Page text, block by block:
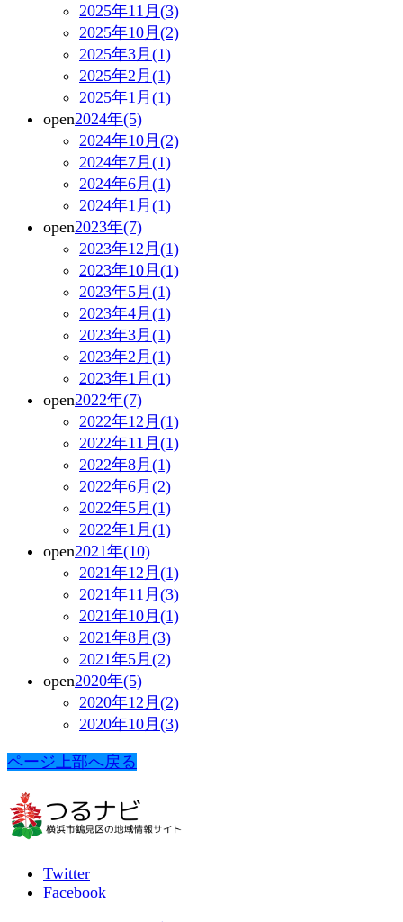
2025年11月(3)
2025年10月(2)
2025年3月(1)
2025年2月(1)
2025年1月(1)
open2024年(5)
2024年10月(2)
2024年7月(1)
2024年6月(1)
2024年1月(1)
open2023年(7)
2023年12月(1)
2023年10月(1)
2023年5月(1)
2023年4月(1)
2023年3月(1)
2023年2月(1)
2023年1月(1)
open2022年(7)
2022年12月(1)
2022年11月(1)
2022年8月(1)
2022年6月(2)
2022年5月(1)
2022年1月(1)
open2021年(10)
2021年12月(1)
2021年11月(3)
2021年10月(1)
2021年8月(3)
2021年5月(2)
open2020年(5)
2020年12月(2)
2020年10月(3)
ページ上部へ戻る
Twitter
Facebook